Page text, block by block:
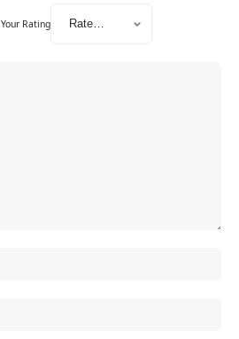
Your Rating